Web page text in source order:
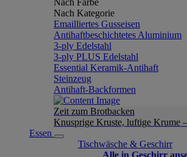
Nach Farbe
Nach Kategorie
Emailliertes Gusseisen
Antihaftbeschichtetes Aluminium
3-ply Edelstahl
3-ply PLUS Edelstahl
Essential Keramik-Antihaft
Steinzeug
Antihaft-Backformen
Zeit zum Brotbacken
Knusprige Kruste, luftige Krume
Essen
Tischwäsche & Geschirr
Alle in Geschirr